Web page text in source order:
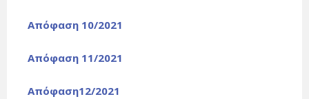
Απόφαση 10/2021
Απόφαση 11/2021
Απόφαση12/2021